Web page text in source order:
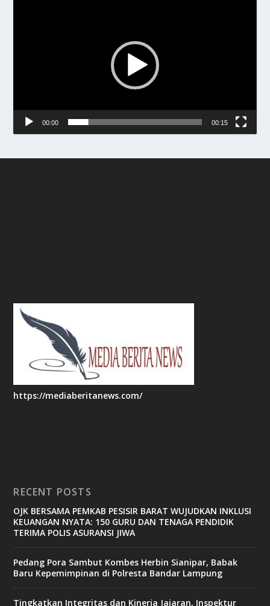
00:00 00:15
https://mediaberitanews.com/
RECENT POSTS
OJK BERSAMA PEMKAB PESISIR BARAT WUJUDKAN INKLUSI
KEUANGAN NYATA: 150 GURU DAN TENAGA PENDIDIK
TERIMA POLIS ASURANSI JIWA
Pedang Pora Sambut Kombes Herbin Sianipar, Babak
Baru Kepemimpinan di Polresta Bandar Lampung
Tingkatkan Integritas dan Kinerja Jajaran, Inspektur